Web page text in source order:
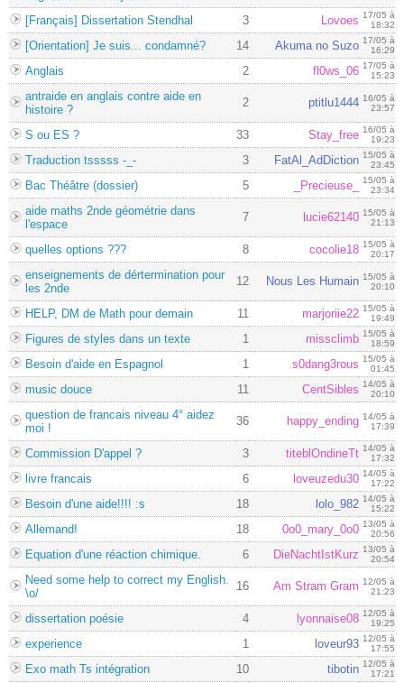
[Français] Dissertation Stendhal 3 Lovoes 17/05 à
18:32
[Orientation] Je suis... condamné? 14 Akuma no Suzo 17/05 à
16:29
Anglais 2 fl0ws_06 17/05 à
15:23
antraide en anglais contre aide en
histoire ?
2 ptitlu1444 16/05 à
23:57
S ou ES ? 33 Stay_free 16/05 à
19:23
Traduction tsssss -_- 3 FatAl_AdDiction 15/05 à
23:45
Bac Théâtre (dossier) 5 _Precieuse_
15/05 à
23:34
aide maths 2nde géométrie dans
l'espace
7 lucie62140 15/05 à
21:13
quelles options ??? 8 cocolie18 15/05 à
20:17
enseignements de dértermination pour
les 2nde
12 Nous Les Humain 15/05 à
20:10
HELP, DM de Math pour demain 11 marjoriie22 15/05 à
19:49
Figures de styles dans un texte 1 missclimb 15/05 à
18:59
Besoin d'aide en Espagnol 1 s0dang3rous 15/05 à
01:45
music douce 11 CentSibles 14/05 à
20:10
question de francais niveau 4° aidez
moi !
36 happy_ending 14/05 à
17:39
Commission D'appel ? 3 titeblOndineTt 14/05 à
17:32
livre francais 6 loveuzedu30 14/05 à
17:22
Besoin d'une aide!!!! :s 18 lolo_982 14/05 à
15:22
Allemand! 18 0o0_mary_0o0 13/05 à
20:56
Equation d'une réaction chimique. 6 DieNachtIstKurz 13/05 à
20:54
Need some help to correct my English.
\o/
16 Am Stram Gram 12/05 à
21:23
dissertation poésie 4 lyonnaise08 12/05 à
19:25
experience 1 loveur93 12/05 à
17:55
Exo math Ts intégration 10 tibotin 12/05 à
17:21